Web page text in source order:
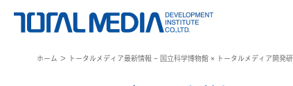
ホーム ＞ トータルメディア最新情報 − 国立科学博物館 × トータルメディア開